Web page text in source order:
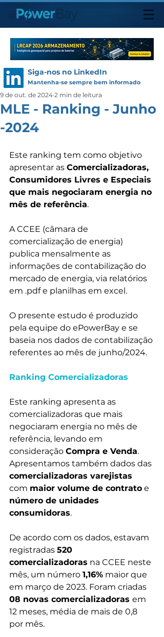
Siga-nos no LinkedIn
Mantenha-se sempre bem informado
MLE - Ranking - Junho
-2024
9 de out. de 2024 2 min de leitura
Este ranking tem como objetivo
apresentar as Comercializadoras,
Consumidores Livres e Especiais
que mais negociaram energia no
mês de referência.
A CCEE (câmara de
comercialização de energia)
publica mensalmente as
informações de contabilização do
mercado de energia, via relatórios
em .pdf e planilhas em excel.
O presente estudo é produzido
pela equipe do ePowerBay e se
baseia nos dados de contabilização
referentes ao mês de junho/2024.
Ranking Comercializadoras
Este ranking apresenta as
comercializadoras que mais
negociaram energia no mês de
referência, levando em
consideração Compra e Venda.
Apresentamos também dados das
comercializadoras varejistas
com maior volume de contrato e
número de unidades
consumidoras.
De acordo com os dados, estavam
registradas 520
comercializadoras na CCEE neste
mês, um número 1,16% maior que
em março de 2023. Foram criadas
08 novas comercializadoras em
12 meses, média de mais de 0,8
por mês.